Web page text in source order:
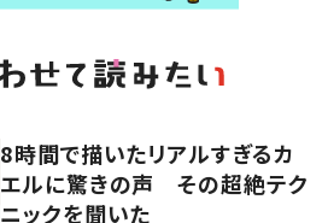
8時間で描いたリアルすぎるカ
エルに驚きの声 その超絶テク
ニックを聞いた